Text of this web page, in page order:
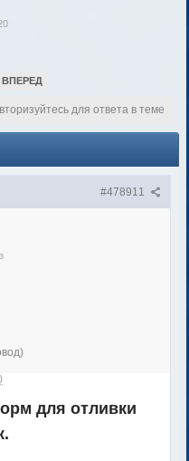
ВПЕРЕД
для ответа в теме
#478911
для отливки